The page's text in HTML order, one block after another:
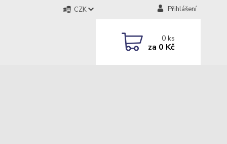
CZK Přihlášení
0ks
za 0 Kč